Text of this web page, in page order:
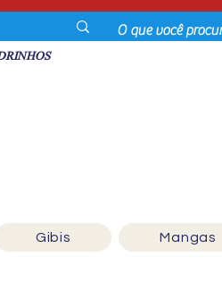
Gibis Mangas